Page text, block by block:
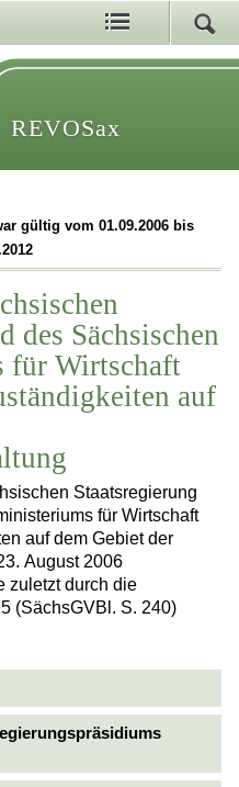
REVOSax
gültig vom 01.09.2006 bis
des Sächsischen
für Wirtschaft
auf
Staatsregierung
für Wirtschaft
auf dem Gebiet der
August 2006
zuletzt durch die
(SächsGVBl. S. 240)